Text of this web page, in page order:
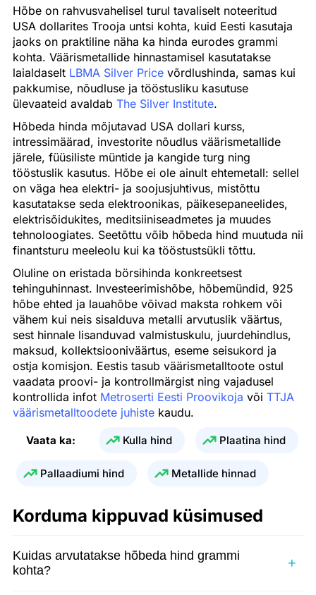
Hõbe on rahvusvahelisel turul tavaliselt noteeritud
USA dollarites Trooja untsi kohta, kuid Eesti kasutaja
jaoks on praktiline näha ka hinda eurodes grammi
kohta. Väärismetallide hinnastamisel kasutatakse
laialdaselt LBMA Silver Price võrdlushinda, samas kui
pakkumise, nõudluse ja tööstusliku kasutuse
ülevaateid avaldab The Silver Institute.
Hõbeda hinda mõjutavad USA dollari kurss,
intressimäärad, investorite nõudlus väärismetallide
järele, füüsiliste müntide ja kangide turg ning
tööstuslik kasutus. Hõbe ei ole ainult ehtemetall: sellel
on väga hea elektri- ja soojusjuhtivus, mistõttu
kasutatakse seda elektroonikas, päikesepaneelides,
elektrisõidukites, meditsiiniseadmetes ja muudes
tehnoloogiates. Seetõttu võib hõbeda hind muutuda nii
finantsturu meeleolu kui ka tööstustsükli tõttu.
Oluline on eristada börsihinda konkreetsest
tehinguhinnast. Investeerimishõbe, hõbemündid, 925
hõbe ehted ja lauahõbe võivad maksta rohkem või
vähem kui neis sisalduva metalli arvutuslik väärtus,
sest hinnale lisanduvad valmistuskulu, juurdehindlus,
maksud, kollektsiooniväärtus, eseme seisukord ja
ostja komisjon. Eestis tasub väärismetalltoote ostul
vaadata proovi- ja kontrollmärgist ning vajadusel
kontrollida infot Metroserti Eesti Proovikoja või TTJA
väärismetalltoodete juhiste kaudu.
Vaata ka: Kulla hind Plaatina hind
Pallaadiumi hind Metallide hinnad
Korduma kippuvad küsimused
Kuidas arvutatakse hõbeda hind grammi
kohta?